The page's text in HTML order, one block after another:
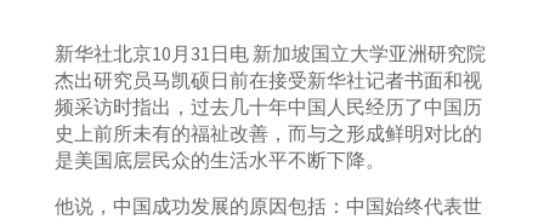
新华社北京10月31日电 新加坡国立大学亚洲研究院
杰出研究员马凯硕日前在接受新华社记者书面和视
频采访时指出，过去几十年中国人民经历了中国历
史上前所未有的福祉改善，而与之形成鲜明对比的
是美国底层民众的生活水平不断下降。
他说，中国成功发展的原因包括：中国始终代表世